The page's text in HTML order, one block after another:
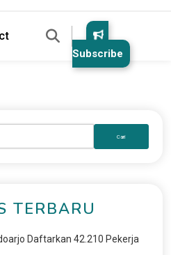
Subscribe
TERBARU
Daftarkan 42.210 Pekerja